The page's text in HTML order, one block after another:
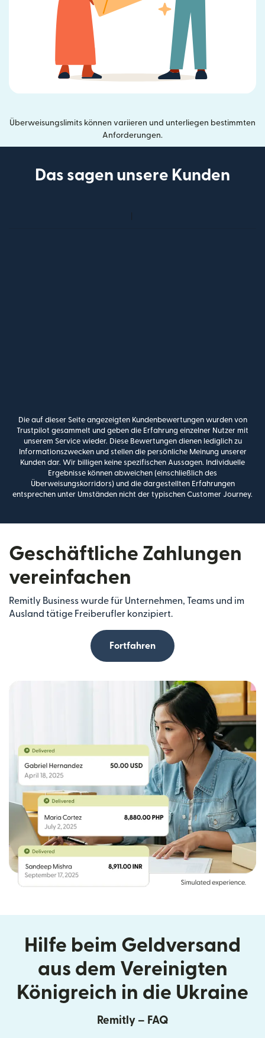
Überweisungslimits können variieren und unterliegen bestimmten
Anforderungen.
Das sagen unsere Kunden
Die auf dieser Seite angezeigten Kundenbewertungen wurden von
Trustpilot gesammelt und geben die Erfahrung einzelner Nutzer mit
unserem Service wieder. Diese Bewertungen dienen lediglich zu
Informationszwecken und stellen die persönliche Meinung unserer
Kunden dar. Wir billigen keine spezifischen Aussagen. Individuelle
Ergebnisse können abweichen (einschließlich des
Überweisungskorridors) und die dargestellten Erfahrungen
entsprechen unter Umständen nicht der typischen Customer Journey.
Geschäftliche Zahlungen
vereinfachen
Remitly Business wurde für Unternehmen, Teams und im
Ausland tätige Freiberufler konzipiert.
Fortfahren
Hilfe beim Geldversand
aus dem Vereinigten
Königreich in die Ukraine
Remitly – FAQ